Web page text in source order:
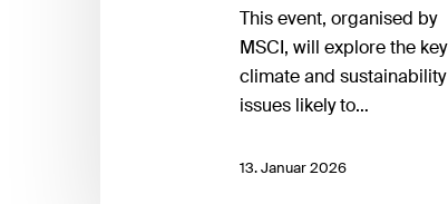
This event, organised by
MSCI, will explore the key
climate and sustainability
issues likely to…
13. Januar 2026